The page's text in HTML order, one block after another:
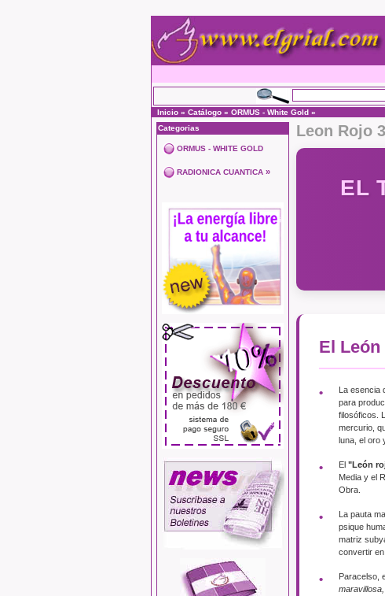
Inicio » Catálogo » ORMUS - White Gold »
Categorias
ORMUS - WHITE GOLD
RADIONICA CUANTICA »
Leon Rojo
EL
El
La
para
filosóficos.
mercurio,
luna, el oro
El "León
Media y el
Obra.
La pauta
psique
matriz
convertir
Paracelso,